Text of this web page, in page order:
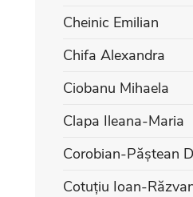
Cheinic Emilian
Chifa Alexandra
Ciobanu Mihaela
Clapa Ileana-Maria
Corobian-Păștean
Cotuțiu Ioan-